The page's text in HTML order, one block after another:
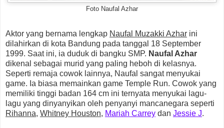
Foto Naufal Azhar
Aktor yang bernama lengkap Naufal Muzakki Azhar ini
dilahirkan di kota Bandung pada tanggal 18 September
1999. Saat ini, ia duduk di bangku SMP. Naufal Azhar
dikenal sebagai murid yang paling heboh di kelasnya.
Seperti remaja cowok lainnya, Naufal sangat menyukai
game. Ia biasa memainkan game Temple Run. Cowok yang
memiliki tinggi badan 164 cm ini ternyata menyukai lagu-
lagu yang dinyanyikan oleh penyanyi mancanegara seperti
Rihanna, Whitney Houston, Mariah Carrey dan Jessie J.